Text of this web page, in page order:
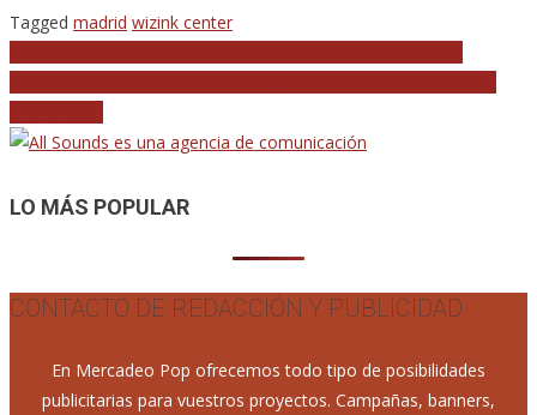
Tagged madrid wizink center
Navegación
de
entradas
LO MÁS POPULAR
CONTACTO DE REDACCIÓN Y PUBLICIDAD
En Mercadeo Pop ofrecemos todo tipo de posibilidades
publicitarias para vuestros proyectos. Campañas, banners,